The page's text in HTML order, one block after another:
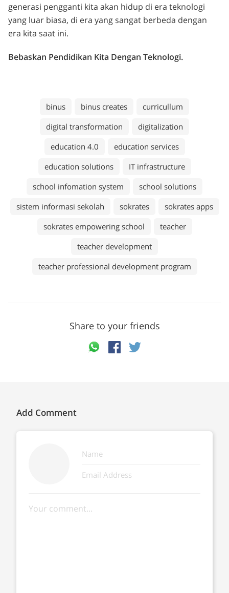
generasi pengganti kita akan hidup di era teknologi
yang luar biasa, di era yang sangat berbeda dengan
era kita saat ini.
Bebaskan Pendidikan Kita Dengan Teknologi.
binus binus creates
curricullum
digital transformation
digitalization
education 4.0
education services
education solutions
IT infrastructure
school infomation system
school solutions
sistem informasi sekolah
sokrates
sokrates apps
sokrates empowering school
teacher
teacher development
teacher professional development program
Share to your friends
Add Comment